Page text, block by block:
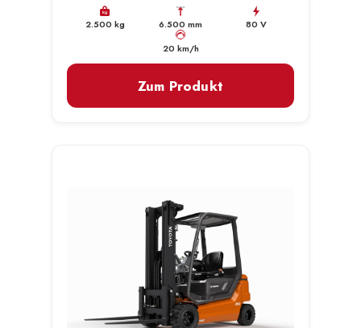
kg
2.500 kg 6.500 mm 80 V
km/h
20 km/h
Zum Produkt